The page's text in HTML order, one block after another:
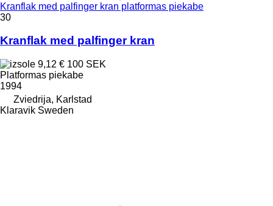
Kranflak med palfinger kran platformas piekabe
30
Kranflak med palfinger kran
9,12 € 100 SEK
Platformas piekabe
1994
Zviedrija, Karlstad
Klaravik Sweden